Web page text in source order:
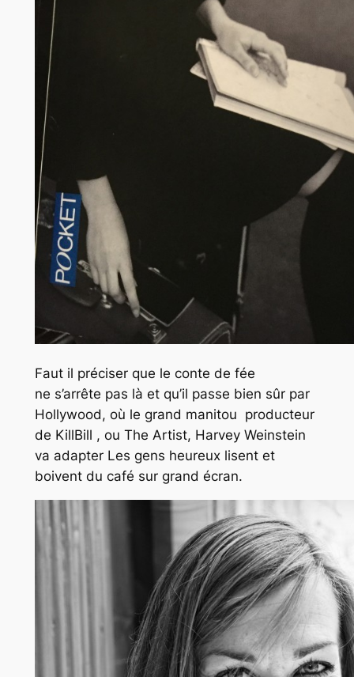
Faut il préciser que le conte de fée
ne s’arrête pas là et qu’il passe bien sûr par
Hollywood, où le grand manitou producteur
de KillBill , ou The Artist, Harvey Weinstein
va adapter Les gens heureux lisent et
boivent du café sur grand écran.